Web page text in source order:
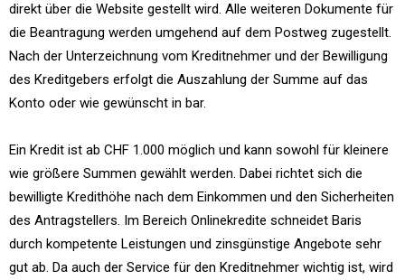
direkt über die Website gestellt wird. Alle weiteren Dokumente für
die Beantragung werden umgehend auf dem Postweg zugestellt.
Nach der Unterzeichnung vom Kreditnehmer und der Bewilligung
des Kreditgebers erfolgt die Auszahlung der Summe auf das
Konto oder wie gewünscht in bar.
Ein Kredit ist ab CHF 1.000 möglich und kann sowohl für kleinere
wie größere Summen gewählt werden. Dabei richtet sich die
bewilligte Kredithöhe nach dem Einkommen und den Sicherheiten
des Antragstellers. Im Bereich Onlinekredite schneidet Baris
durch kompetente Leistungen und zinsgünstige Angebote sehr
gut ab. Da auch der Service für den Kreditnehmer wichtig ist, wird